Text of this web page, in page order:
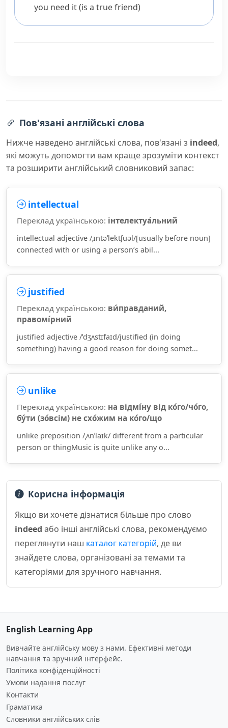
you need it (is a true friend)
Пов'язані англійські слова
Нижче наведено англійські слова, пов'язані з indeed,
які можуть допомогти вам краще зрозуміти контекст
та розширити англійський словниковий запас:
intellectual
Переклад українською: інтелектуа́льний
intellectual adjective /ˌɪntəˈlektʃuəl/[usually before noun]
connected with or using a person’s abil...
justified
Переклад українською: ви́правданий,
правомі́рний
justified adjective /ˈdʒʌstɪfaɪd/justified (in doing
something) having a good reason for doing somet...
unlike
Переклад українською: на відмі́ну від ко́го/чо́го,
бу́ти (зо́всім) не схо́жим на ко́го/що
unlike preposition /ˌʌnˈlaɪk/ different from a particular
person or thingMusic is quite unlike any o...
Корисна інформація
Якщо ви хочете дізнатися більше про слово
indeed або інші англійські слова, рекомендуємо
переглянути наш каталог категорій, де ви
знайдете слова, організовані за темами та
категоріями для зручного навчання.
English Learning App
Вивчайте англійську мову з нами. Ефективні методи
навчання та зручний інтерфейс.
Політика конфіденційності
Умови надання послуг
Контакти
Граматика
Словники англійських слів